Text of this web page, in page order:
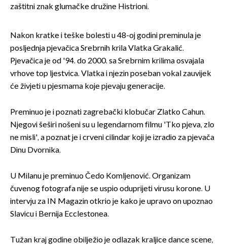
zaštitni znak glumačke družine Histrioni.
Nakon kratke i teške bolesti u 48-oj godini preminula je
posljednja pjevačica Srebrnih krila Vlatka Grakalić.
Pjevačica je od '94. do 2000. sa Srebrnim krilima osvajala
vrhove top ljestvica. Vlatka i njezin poseban vokal zauvijek
će živjeti u pjesmama koje pjevaju generacije.
Preminuo je i poznati zagrebački klobučar Zlatko Cahun.
Njegovi šeširi nošeni su u legendarnom filmu 'Tko pjeva, zlo
ne misli', a poznat je i crveni cilindar koji je izradio za pjevača
Dinu Dvornika.
U Milanu je preminuo Čedo Komljenović. Organizam
čuvenog fotografa nije se uspio oduprijeti virusu korone. U
intervju za IN Magazin otkrio je kako je upravo on upoznao
Slavicu i Bernija Ecclestonea.
Tužan kraj godine obilježio je odlazak kraljice dance scene,